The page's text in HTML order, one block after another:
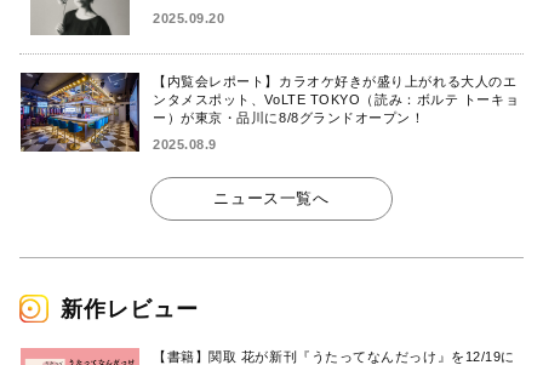
2025.09.20
【内覧会レポート】カラオケ好きが盛り上がれる大人のエ
ンタメスポット、VoLTE TOKYO（読み：ボルテ トーキョ
ー）が東京・品川に8/8グランドオープン！
2025.08.9
ニュース一覧へ
新作レビュー
【書籍】関取 花が新刊『うたってなんだっけ』を12/19に